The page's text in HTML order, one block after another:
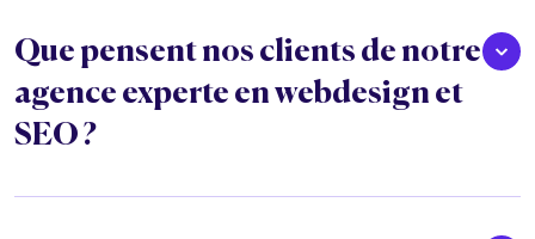
Que pensent nos clients de notre
agence experte en webdesign et
SEO ?